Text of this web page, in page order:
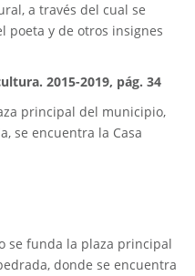
a través del cual se
poeta y de otros insignes
2015-2019, pág. 34
principal del municipio,
se encuentra la Casa
se funda la plaza principal
donde se encuentra